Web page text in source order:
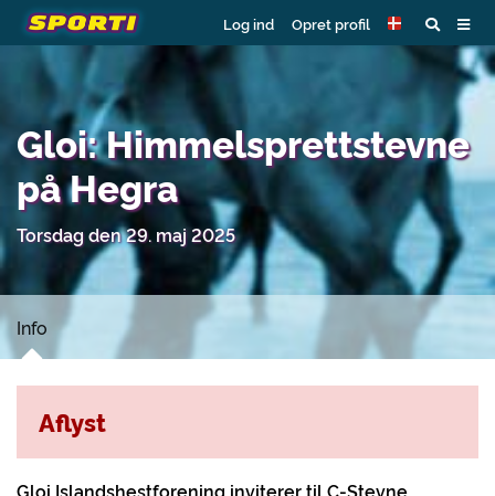
Log ind Opret profil
Gloi: Himmelsprettstevne
på Hegra
Torsdag den 29. maj 2025
Info
Gloi Islandshestforening inviterer til C-Stevne
Aflyst